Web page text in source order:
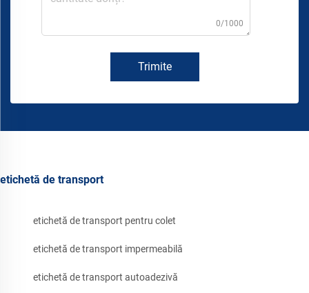
0/1000
Trimite
etichetă de transport
etichetă de transport pentru colet
etichetă de transport impermeabilă
etichetă de transport autoadezivă